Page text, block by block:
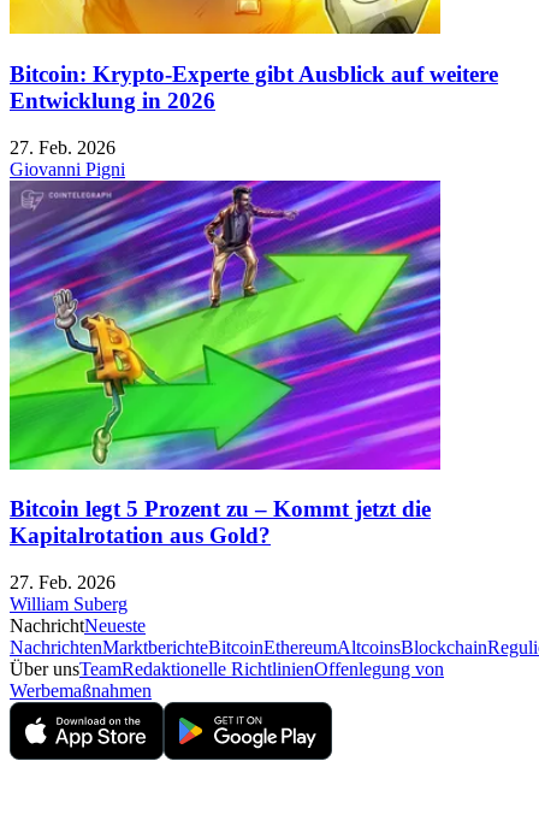
Bitcoin: Krypto-Experte gibt Ausblick auf weitere
Entwicklung in 2026
27. Feb. 2026
Giovanni Pigni
Bitcoin legt 5 Prozent zu – Kommt jetzt die
Kapitalrotation aus Gold?
27. Feb. 2026
William Suberg
NachrichtNeueste
NachrichtenMarktberichteBitcoinEthereumAltcoinsBlockchain
Über unsTeamRedaktionelle RichtlinienOffenlegung von
Werbemaßnahmen